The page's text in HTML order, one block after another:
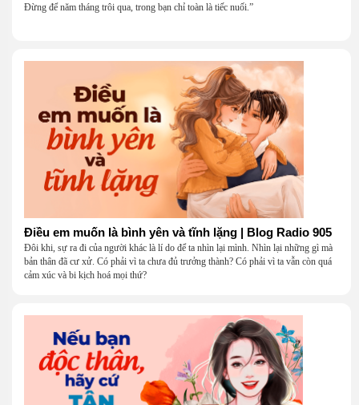
Đừng để năm tháng trôi qua, trong bạn chỉ toàn là tiếc nuối.”
Điều em muốn là bình yên và tĩnh lặng | Blog Radio 905
Đôi khi, sự ra đi của người khác là lí do để ta nhìn lại mình. Nhìn lại những gì mà
bản thân đã cư xử. Có phải vì ta chưa đủ trưởng thành? Có phải vì ta vẫn còn quá
cảm xúc và bi kịch hoá mọi thứ?